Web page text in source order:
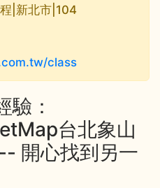
|新北市|104
class
：
台北象山
開心找到另一